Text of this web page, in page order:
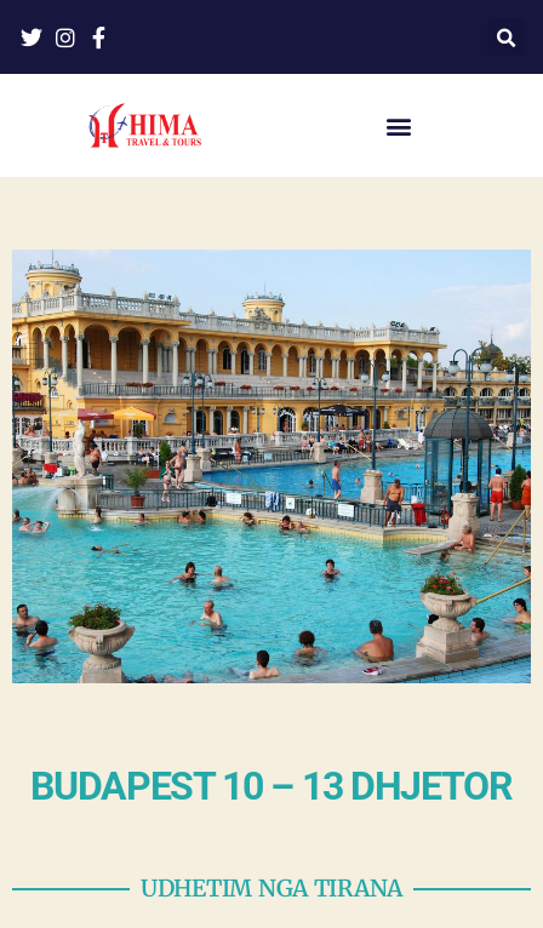
BUDAPEST 10 – 13 DHJETOR
UDHETIM NGA TIRANA